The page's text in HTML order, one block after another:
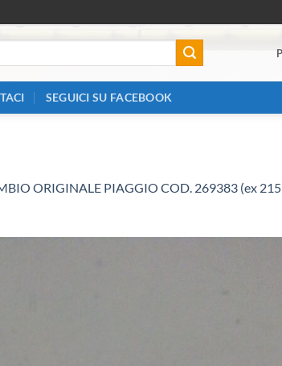
SEGUICI SU FACEBOOK
ORIGINALE PIAGGIO COD. 269383 (ex